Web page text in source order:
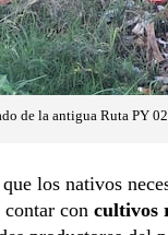
de la antigua Ruta PY
los nativos
contar con cultivos